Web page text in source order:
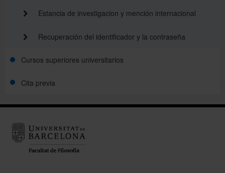
Estancia de investigacion y mención internacional
Recuperación del identificador y la contraseña
Cursos superiores universitarios
Cita previa